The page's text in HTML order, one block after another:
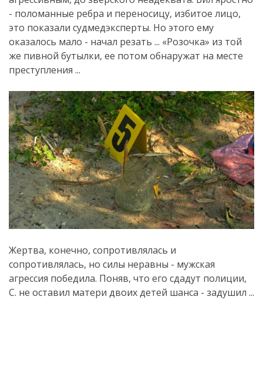
- поломанные ребра и переносицу, избитое лицо,
это показали судмедэксперты. Но этого ему
оказалось мало - начал резать ... «Розочка» из той
же пивной бутылки, ее потом обнаружат на месте
преступления ...
Жертва, конечно, сопротивлялась и
сопротивлялась, но силы неравны - мужская
агрессия победила. Поняв, что его сдадут полиции,
С. не оставил матери двоих детей шанса - задушил ...